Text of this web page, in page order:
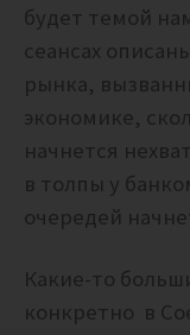
будет темой
сеансах описаны
рынка,
экономике,
начнется
в толпы у
очередей
Какие-то
конкретно в